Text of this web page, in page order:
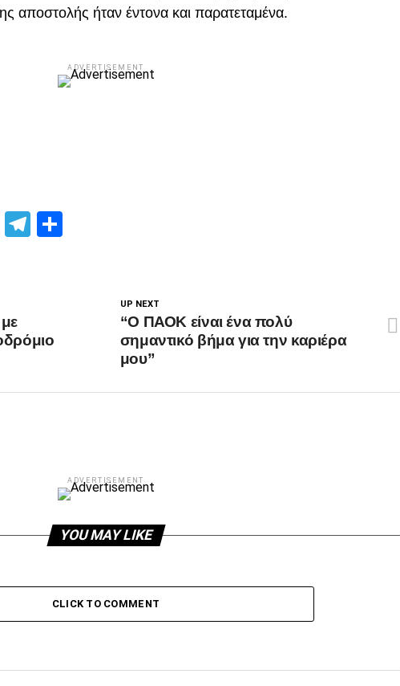
αποστολής ήταν έντονα και παρατεταμένα.
ADVERTISEMENT
LinkedIn
Telegram
UP NEXT
“Ο ΠΑΟΚ είναι ένα πολύ
σημαντικό βήμα για την καριέρα
μου”
ADVERTISEMENT
YOU MAY LIKE
CLICK TO COMMENT